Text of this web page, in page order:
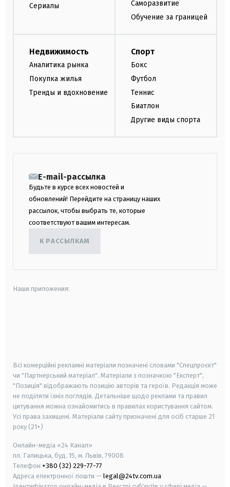
Сериалы
Саморазвитие
Обучение за границей
Недвижимость
Аналитика рынка
Покупка жилья
Тренды и вдохновение
Спорт
Бокс
Футбол
Теннис
Биатлон
Другие виды спорта
E-mail-рассылка
Будьте в курсе всех новостей и
обновлений! Перейдите на страницу наших
рассылок, чтобы выбрать те, которые
соответствуют вашим интересам.
К РАССЫЛКАМ
Наши приложения:
Всі комерційні рекламні матеріали позначені словами "Спецпроєкт"
чи "Партнерський матеріал". Матеріали з позначкою "Експерт",
"Позиція" відображають позицію авторів та героїв. Редакція може
не поділяти їхніх поглядів. Детальніше щодо реклами та правил
цитування можна ознайомитись в правилах користування сайтом.
Усі права захищені. Матеріали сайту призначені для осіб старше 21
року (21+)
Онлайн-медіа «24 Канал»
пл. Галицька, буд. 15, м. Львів, 79008
Телефон +380 (32) 229-77-77
Адреса електронної пошти — legal@24tv.com.ua